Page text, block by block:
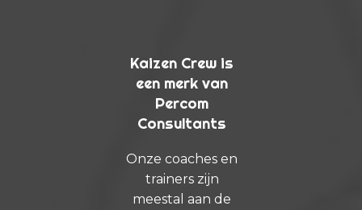
Kaizen Crew is
een merk van
Percom
Consultants
Onze coaches en
trainers zijn
meestal aan de